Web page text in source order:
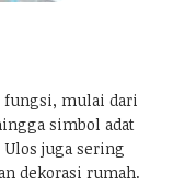
mulai dari
simbol adat
Ulos juga sering
dekorasi rumah.